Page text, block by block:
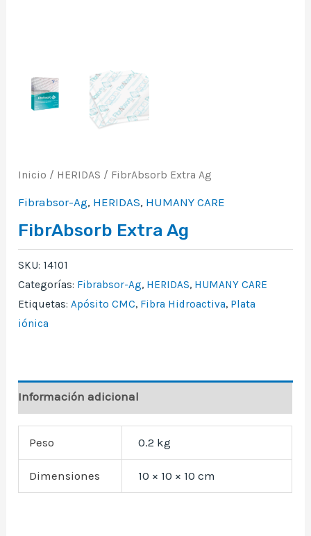
Inicio / HERIDAS / FibrAbsorb Extra Ag
Fibrabsor-Ag, HERIDAS, HUMANY CARE
FibrAbsorb Extra Ag
SKU: 14101
Categorías: Fibrabsor-Ag, HERIDAS, HUMANY CARE
Etiquetas:Apósito CMC, Fibra Hidroactiva, Plata
iónica
Información adicional
Peso 0.2 kg
Dimensiones 10 × 10 × 10 cm